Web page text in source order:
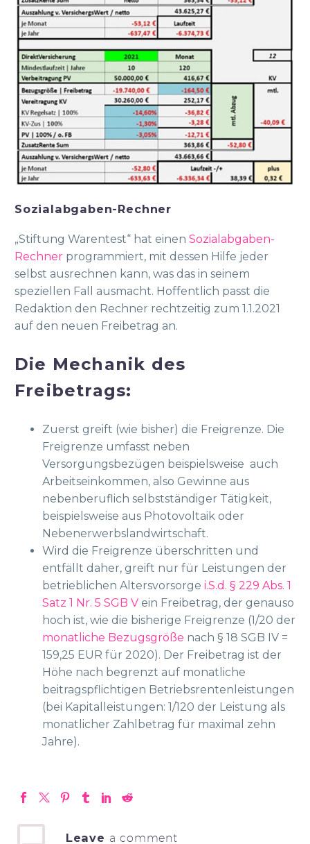
Sozialabgaben-Rechner
„Stiftung Warentest“ hat einen Sozial­abgaben-
Rechner programmiert, mit dessen Hilfe jeder
selbst ausrechnen kann, was das in seinem
speziellen Fall ausmacht. Hoffentlich passt die
Redaktion den Rechner rechtzeitig zum 1.1.2021
auf den neuen Freibetrag an.
Die Mechanik des
Freibetrags:
Zuerst greift (wie bisher) die Freigrenze. Die
Freigrenze umfasst neben
Versorgungsbezügen beispielsweise auch
Arbeitseinkommen, also Gewinne aus
nebenberuflich selbstständiger Tätigkeit,
beispielsweise aus Photovoltaik oder
Nebenerwerbslandwirtschaft.
Wird die Freigrenze überschritten und
entfällt daher, greift nur für Leistungen der
betrieblichen Altersvorsorge i.S.d. § 229 Abs. 1
Satz 1 Nr. 5 SGB V ein Freibetrag, der genauso
hoch ist, wie die bisherige Freigrenze (1/20 der
monatliche Bezugsgröße nach § 18 SGB IV =
159,25 EUR für 2020). Der Freibetrag ist der
Höhe nach begrenzt auf monatliche
beitragspflichtigen Betriebsrentenleistungen
(bei Kapitalleistungen: 1/120 der Leistung als
monatlicher Zahlbetrag für maximal zehn
Jahre).
Leave a comment